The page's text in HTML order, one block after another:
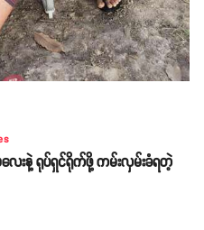
လေးနဲ့ ရုပ်ရှင်ရိုက်ဖို့ ကမ်းလှမ်းခံရတဲ့